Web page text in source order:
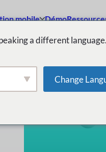
mobile Démo
a different
Change